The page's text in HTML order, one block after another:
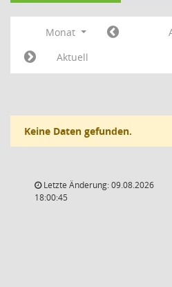
Monat
Aktuell
Keine Daten gefunden.
Letzte Änderung: 09.08.2026
18:00:45